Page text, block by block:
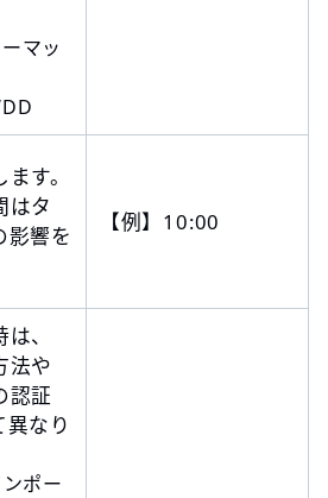
マッ
す。
はタ
影響を
【例】10:00
、
法や
認証
なり
ポー